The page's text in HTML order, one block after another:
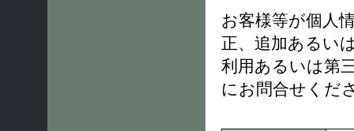
お客様等が個人
正、追加あるい
利用あるいは第
にお問合せくだ